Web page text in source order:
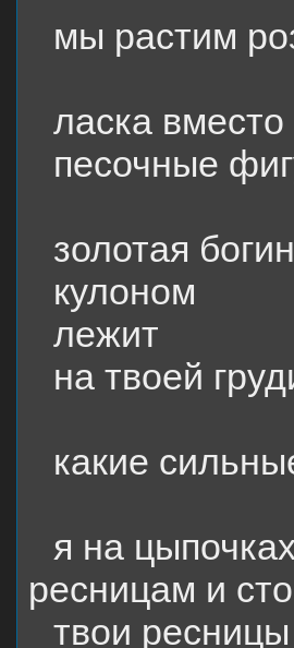
мы растим
ласка
песочные
золотая
кулоном
лежит
на твоей
какие
я на
ресницам и
твои